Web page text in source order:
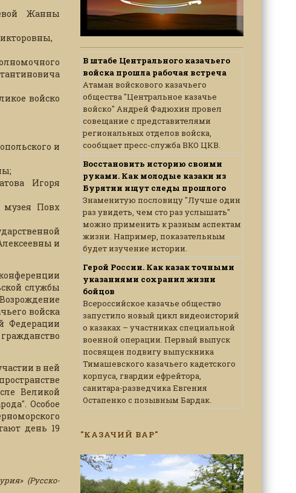
Жанны
войско
и
Игоря
музея Повх
и
службы
войска
Федерации
в ней
Великой
Особое
день 19
(Русско-
В штабе Центрального казачьего
войска прошла рабочая встреча
Атаман войскового казачьего
общества "Центральное казачье
войско" Андрей Фадюхин провел
совещание с представителями
региональных отделов войска,
сообщает пресс-служба ВКО ЦКВ.
Восстановить историю своими
руками. Как молодые казаки из
Бурятии ищут следы прошлого
Знаменитую пословицу "Лучше один
раз увидеть, чем сто раз услышать"
можно применить к разным аспектам
жизни. Например, показательным
будет изучение истории.
Герой России. Как казак точными
указаниями сохранил жизни
бойцов
Всероссийское казачье общество
запустило новый цикл видеоисторий
о казаках – участниках специальной
военной операции. Первый выпуск
посвящен подвигу выпускника
Тимашевского казачьего кадетского
корпуса, гвардии ефрейтора,
санитара-разведчика Евгения
Остапенко с позывным Бардак.
"КАЗАЧИЙ ВАР"